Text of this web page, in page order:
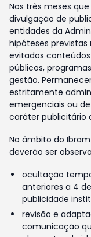
Nos três meses
divulgação de
entidades da
hipóteses
evitados
públicos,
gestão.
estritamente
emergenciais ou
caráter publicitário
No âmbito do
deverão ser
ocultação
anteriores a 4
publicidade
revisão e
comunicação